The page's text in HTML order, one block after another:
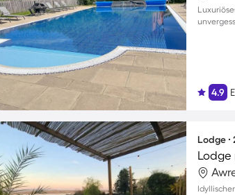
4.9
Lodge ∙
Lodge